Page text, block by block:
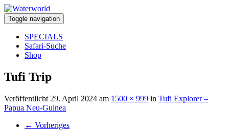
Toggle navigation
SPECIALS
Safari-Suche
Shop
Tufi Trip
Veröffentlicht 29. April 2024 am 1500 × 999 in Tufi Explorer –
Papua Neu-Guinea
← Vorheriges